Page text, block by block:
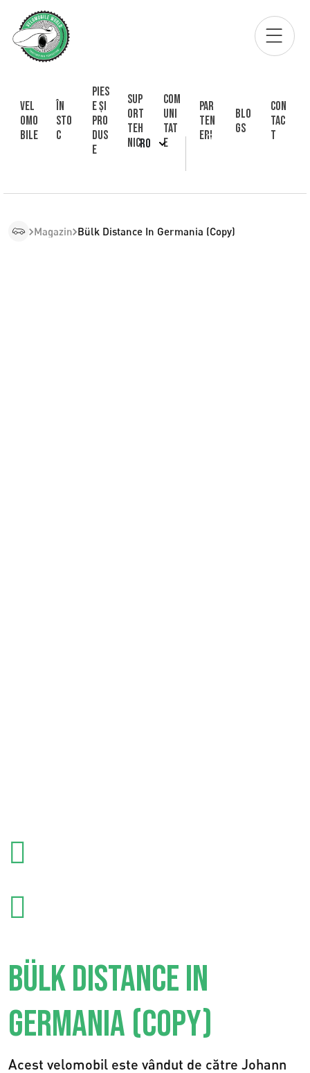
Vel
omo
bile
În
sto
c
Pies
e și
pro
dus
e
Sup
ort
Teh
nic
Com
uni
tat
e
Par
ten
eri
Blo
gs
Con
tac
t
RO
Magazin Bülk Distance In Germania (Copy)
BÜLK DISTANCE IN
GERMANIA (COPY)
Acest velomobil este vândut de către Johann